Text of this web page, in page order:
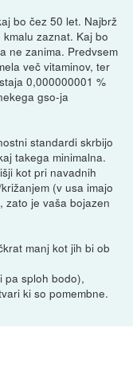
bo čez 50 let. Najbrž
zaznat. Kaj bo
ne zanima. Predvsem
več vitaminov, ter
0,000000001 %
gso-ja
standardi skrbijo
takega minimalna.
kot pri navadnih
(v usa imajo
zato je vaša bojazen
manj kot jih bi ob
pa sploh bodo),
ki so pomembne.